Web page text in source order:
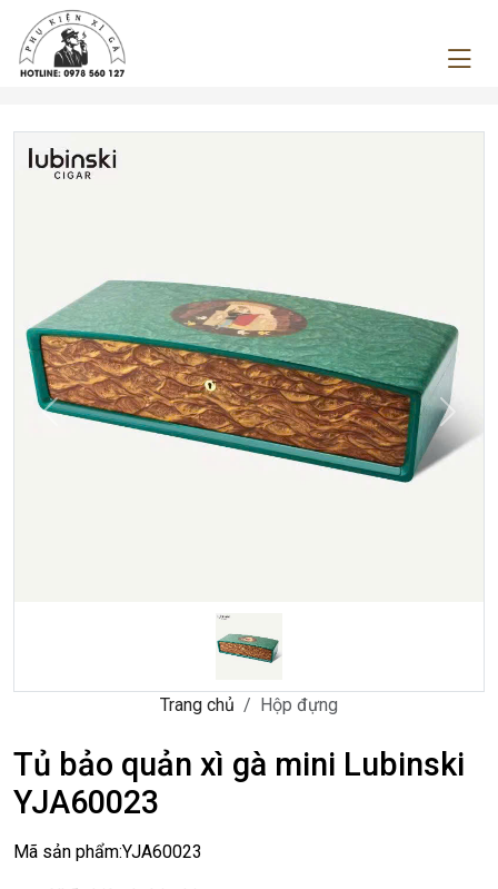
Previous Next
Trang chủ Hộp đựng
Tủ bảo quản xì gà mini Lubinski
YJA60023
Mã sản phẩm:YJA60023